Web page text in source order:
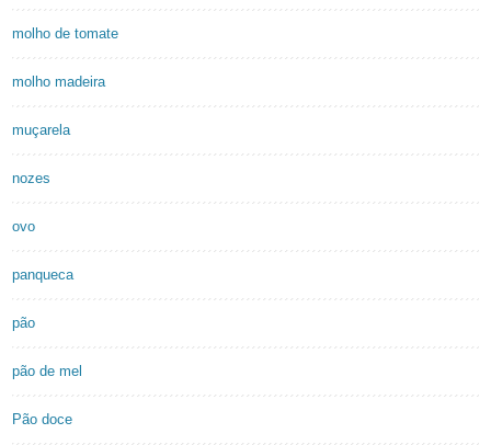
molho de tomate
molho madeira
muçarela
nozes
ovo
panqueca
pão
pão de mel
Pão doce